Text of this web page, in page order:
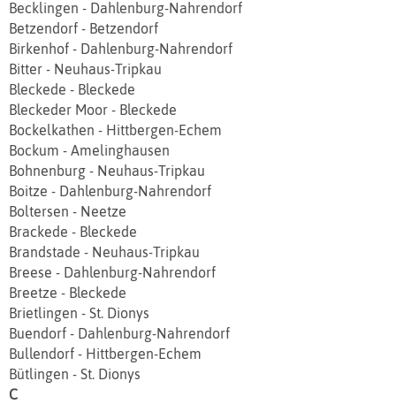
Becklingen - Dahlenburg-Nahrendorf
Betzendorf - Betzendorf
Birkenhof - Dahlenburg-Nahrendorf
Bitter - Neuhaus-Tripkau
Bleckede - Bleckede
Bleckeder Moor - Bleckede
Bockelkathen - Hittbergen‐Echem
Bockum - Amelinghausen
Bohnenburg - Neuhaus-Tripkau
Boitze - Dahlenburg-Nahrendorf
Boltersen - Neetze
Brackede - Bleckede
Brandstade - Neuhaus-Tripkau
Breese - Dahlenburg-Nahrendorf
Breetze - Bleckede
Brietlingen - St. Dionys
Buendorf - Dahlenburg-Nahrendorf
Bullendorf - Hittbergen‐Echem
Bütlingen - St. Dionys
C